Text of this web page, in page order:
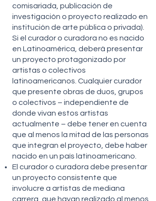
comisariada, publicación de
investigación o proyecto realizado en
institución de arte pública o privada).
Si el curador o curadora no es nacido
en Latinoamérica, deberá presentar
un proyecto protagonizado por
artistas o colectivos
latinoamericanos. Cualquier curador
que presente obras de duos, grupos
o colectivos – independiente de
donde vivan estos artistas
actualmente – debe tener en cuenta
que al menos la mitad de las personas
que integran el proyecto, debe haber
nacido en un país latinoamericano.
El curador o curadora debe presentar
un proyecto consistente que
involucre a artistas de mediana
carrera, que hayan realizado al menos